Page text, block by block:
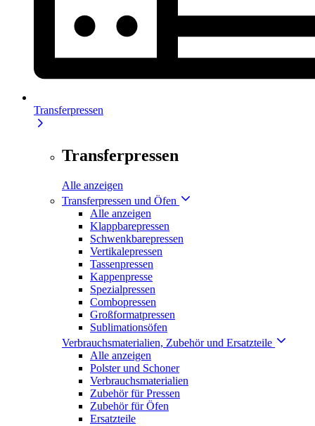
Transferpressen
Transferpressen
Alle anzeigen
Transferpressen und Öfen
Alle anzeigen
Klappbarepressen
Schwenkbarepressen
Vertikalepressen
Tassenpressen
Kappenpresse
Spezialpressen
Combopressen
Großformatpressen
Sublimationsöfen
Verbrauchsmaterialien, Zubehör und Ersatzteile
Alle anzeigen
Polster und Schoner
Verbrauchsmaterialien
Zubehör für Pressen
Zubehör für Öfen
Ersatzteile